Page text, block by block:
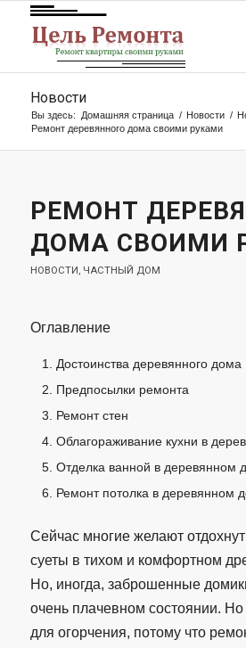
Новости
Вы здесь: Домашняя страница / Новости /
Ремонт деревянного дома своими руками
РЕМОНТ
ДОМА СВОИМИ
НОВОСТИ, ЧАСТНЫЙ ДОМ
Оглавление
Достоинства деревянного дома
Предпосылки ремонта
Ремонт стен
Облагораживание кухни в
Отделка ванной в деревянном
Ремонт потолка в деревянном
Сейчас многие желают
суеты в тихом и комфортном
Но, иногда, заброшенные
очень плачевном состоянии. Но
для огорчения, потому что